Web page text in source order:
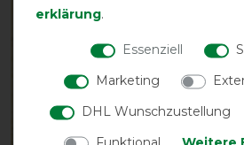
-13%
erklärung.
Essenziell
Marketing
DHL Wunschzustellung
Funktional
Weitere